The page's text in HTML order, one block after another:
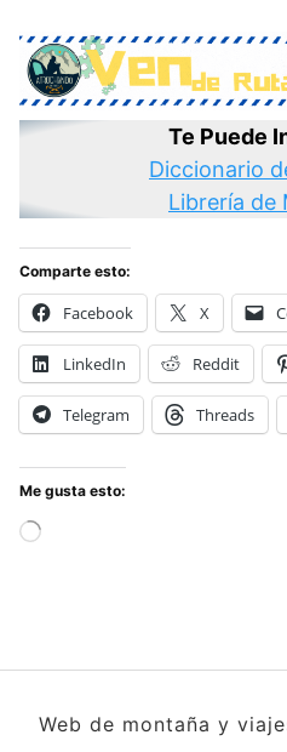
Te Puede
Diccionario
Librería de
Comparte esto:
Facebook X
LinkedIn Reddit
Telegram Threads
Me gusta esto:
Web de montaña y